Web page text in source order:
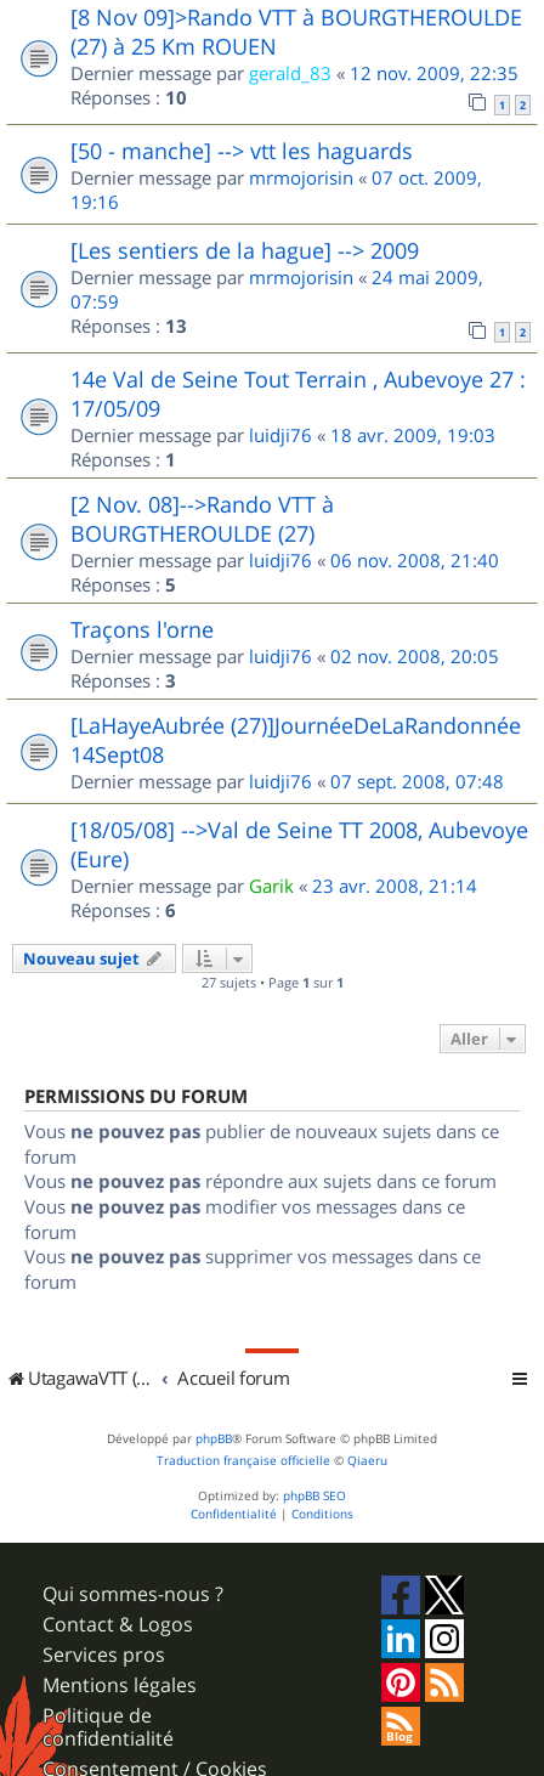
[8 Nov 09]>Rando VTT à BOURGTHEROULDE
(27) à 25 Km ROUEN
Dernier message par gerald_83 « 12 nov. 2009, 22:35
Réponses : 10 1 2
[50 - manche] --> vtt les haguards
Dernier message par mrmojorisin « 07 oct. 2009,
19:16
[Les sentiers de la hague] --> 2009
Dernier message par mrmojorisin « 24 mai 2009,
07:59
Réponses : 13 1 2
14e Val de Seine Tout Terrain , Aubevoye 27 :
17/05/09
Dernier message par luidji76 « 18 avr. 2009, 19:03
Réponses : 1
[2 Nov. 08]-->Rando VTT à
BOURGTHEROULDE (27)
Dernier message par luidji76 « 06 nov. 2008, 21:40
Réponses : 5
Traçons l'orne
Dernier message par luidji76 « 02 nov. 2008, 20:05
Réponses : 3
[LaHayeAubrée (27)]JournéeDeLaRandonnée
14Sept08
Dernier message par luidji76 « 07 sept. 2008, 07:48
[18/05/08] -->Val de Seine TT 2008, Aubevoye
(Eure)
Dernier message par Garik « 23 avr. 2008, 21:14
Réponses : 6
Nouveau sujet
27 sujets • Page 1 sur 1
Aller
PERMISSIONS DU FORUM
Vous ne pouvez pas publier de nouveaux sujets dans ce
forum
Vous ne pouvez pas répondre aux sujets dans ce forum
Vous ne pouvez pas modifier vos messages dans ce
forum
Vous ne pouvez pas supprimer vos messages dans ce
forum
UtagawaVTT (Randos VTT et VTTAE avec traces GPS) Accueil forum
Développé par phpBB® Forum Software © phpBB Limited
Traduction française officielle © Qiaeru
Optimized by: phpBB SEO
Confidentialité | Conditions
Qui sommes-nous ?
Contact & Logos
Services pros
Mentions légales
Politique de
confidentialité
Consentement / Cookies